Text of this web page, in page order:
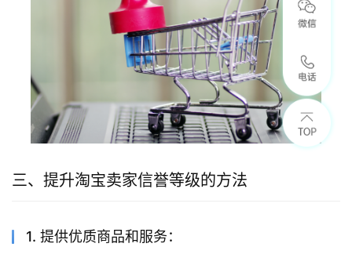
三、提升淘宝卖家信誉等级的方法
1. 提供优质商品和服务：